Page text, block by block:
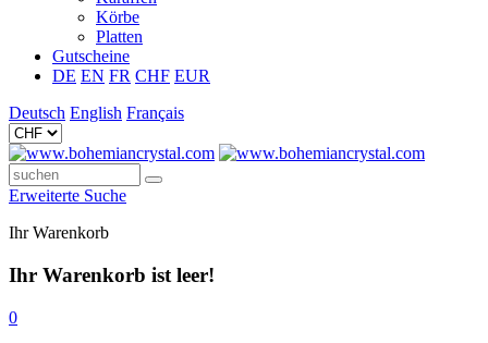
Körbe
Platten
Gutscheine
DE EN FR CHF EUR
Deutsch English Français
Erweiterte Suche
Ihr Warenkorb
Ihr Warenkorb ist leer!
0